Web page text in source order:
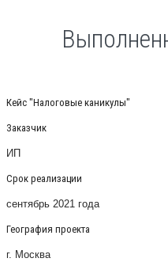
Кейс "Налоговые каникулы"
Заказчик
ИП
Срок реализации
сентябрь 2021 года
География проекта
г. Москва